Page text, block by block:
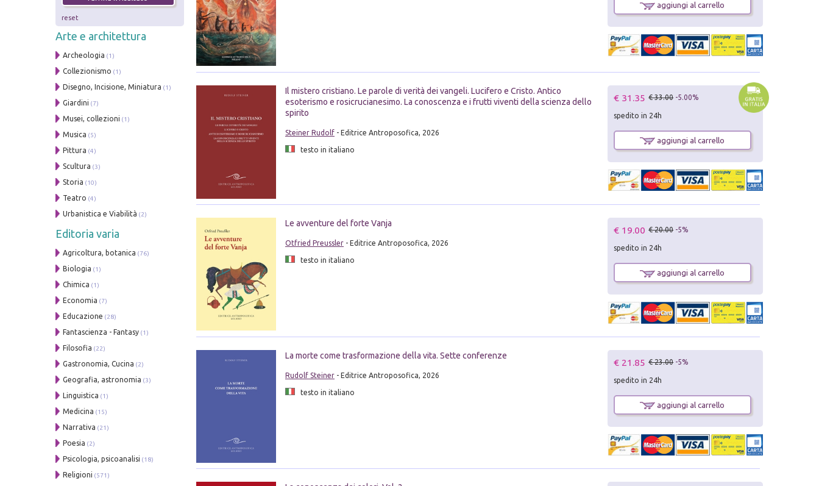
reset
Arte e architettura
Archeologia (1)
Collezionismo (1)
Disegno, Incisione, Miniatura (1)
Giardini (7)
Musei, collezioni (1)
Musica (5)
Pittura (4)
Scultura (3)
Storia (10)
Teatro (4)
Urbanistica e Viabilità (2)
Editoria varia
Agricoltura, botanica (76)
Biologia (1)
Chimica (1)
Economia (7)
Educazione (28)
Fantascienza - Fantasy (1)
Filosofia (22)
Gastronomia, Cucina (2)
Geografia, astronomia (3)
Linguistica (1)
Medicina (15)
Narrativa (21)
Poesia (2)
Psicologia, psicoanalisi (18)
Religioni (571)
aggiungi al carrello
Il mistero cristiano. Le parole di verità dei vangeli. Lucifero e Cristo. Antico
esoterismo e rosicrucianesimo. La conoscenza e i frutti viventi della scienza dello
spirito
Steiner Rudolf- Editrice Antroposofica, 2026
testo in italiano
€ 31.35 € 33.00 -5.00%
spedito in 24h
aggiungi al carrello
Le avventure del forte Vanja
Otfried Preussler- Editrice Antroposofica, 2026
testo in italiano
€ 19.00 € 20.00 -5%
spedito in 24h
aggiungi al carrello
La morte come trasformazione della vita. Sette conferenze
Rudolf Steiner- Editrice Antroposofica, 2026
testo in italiano
€ 21.85 € 23.00 -5%
spedito in 24h
aggiungi al carrello